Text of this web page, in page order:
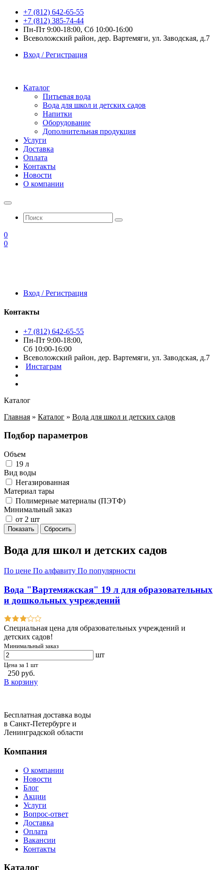
+7 (812) 642-65-55
+7 (812) 385-74-44
Пн-Пт 9:00-18:00, Сб 10:00-16:00
Всеволожский район, дер. Вартемяги, ул. Заводская, д.7
Вход / Регистрация
Каталог
Питьевая вода
Вода для школ и детских садов
Напитки
Оборудование
Дополнительная продукция
Услуги
Доставка
Оплата
Контакты
Новости
О компании
0
0
Вход / Регистрация
Контакты
+7 (812) 642-65-55
Пн-Пт 9:00-18:00,
Сб 10:00-16:00
Всеволожский район, дер. Вартемяги, ул. Заводская, д.7
Инстаграм
Каталог
Главная » Каталог » Вода для школ и детских садов
Подбор параметров
Объем
19 л
Вид воды
Негазированная
Материал тары
Полимерные материалы (ПЭТФ)
Минимальный заказ
от 2 шт
Вода для школ и детских садов
По цене По алфавиту По популярности
Вода "Вартемяжская" 19 л для образовательных
и дошкольных учреждений
Специальная цена для образовательных учреждений и
детских садов!
Минимальный заказ
шт
Цена за 1 шт
250 руб.
В корзину
Бесплатная доставка воды
в Санкт-Петербурге и
Ленинградской области
Компания
О компании
Новости
Блог
Акции
Услуги
Вопрос-ответ
Доставка
Оплата
Вакансии
Контакты
Каталог